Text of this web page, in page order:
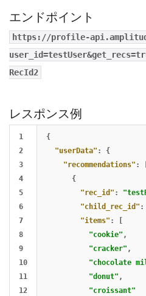
エンドポイント
https://profile-
RecId2
レスポンス例
1
2
3
4
5
6
7
8
9
10
11
12
{
"userData" :
{
"recommendations" :
{
"rec_id" :
"child_rec_id" :
"items" :
[
"cookie" ,
"cracker" ,
"chocolate
"donut" ,
"croissant"